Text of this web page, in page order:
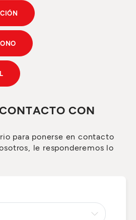
CON
para ponerse en contacto
le responderemos lo